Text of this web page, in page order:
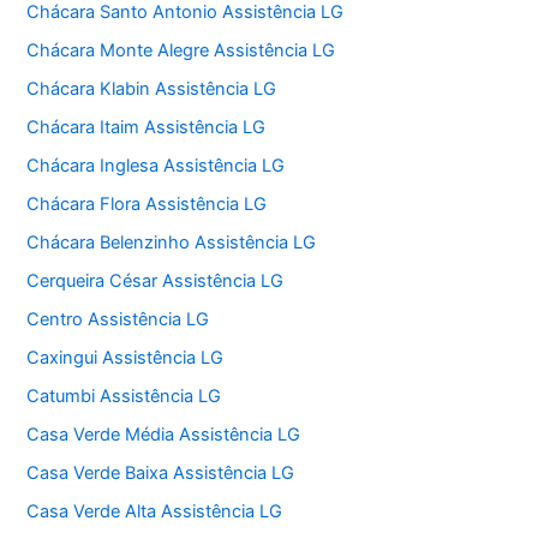
Chácara Santo Antonio Assistência LG
Chácara Monte Alegre Assistência LG
Chácara Klabin Assistência LG
Chácara Itaim Assistência LG
Chácara Inglesa Assistência LG
Chácara Flora Assistência LG
Chácara Belenzinho Assistência LG
Cerqueira César Assistência LG
Centro Assistência LG
Caxingui Assistência LG
Catumbi Assistência LG
Casa Verde Média Assistência LG
Casa Verde Baixa Assistência LG
Casa Verde Alta Assistência LG